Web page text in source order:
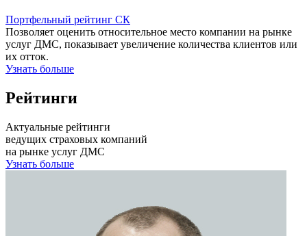
Портфельный рейтинг СК
Позволяет оценить относительное место компании на рынке
услуг ДМС, показывает увеличение количества клиентов или
их отток.
Узнать больше
Рейтинги
Актуальные рейтинги
ведущих страховых компаний
на рынке услуг ДМС
Узнать больше